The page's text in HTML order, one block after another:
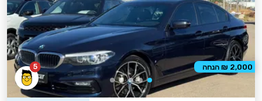
5 2,000 ₪ הנחה